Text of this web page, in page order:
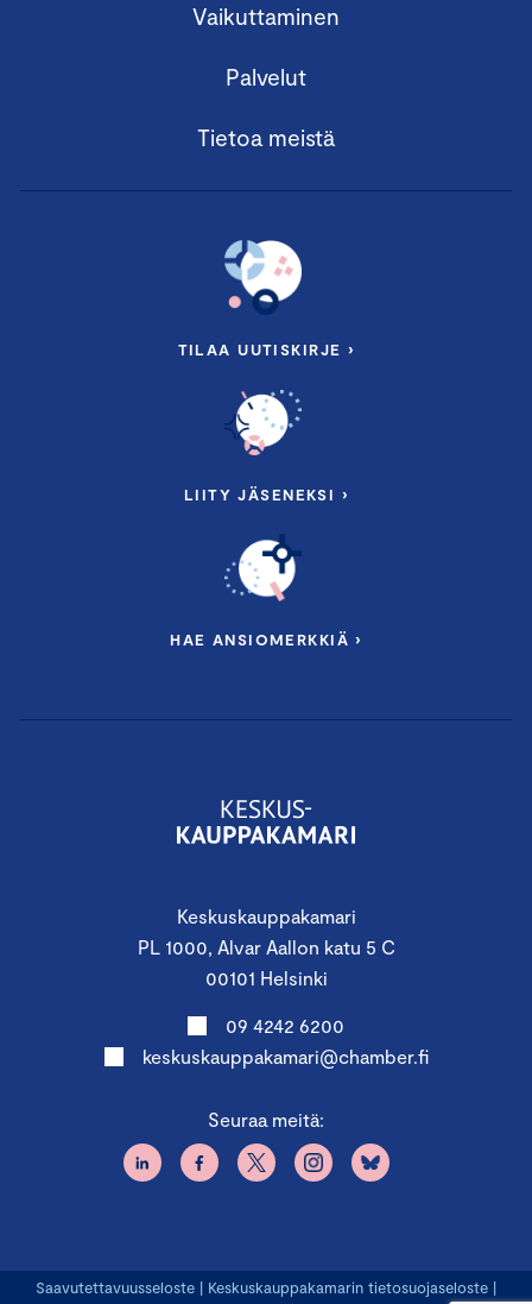
Keskuskauppakamari
PL 1000, Alvar Aallon katu 5 C
00101 Helsinki
09 4242 6200
keskuskauppakamari@chamber.fi
Seuraa meitä:
Vaikuttaminen
Palvelut
Tietoa meistä
TILAA UUTISKIRJE ›
LIITY JÄSENEKSI ›
HAE ANSIOMERKKIÄ ›
Saavutettavuusseloste | Keskuskauppakamarin tietosuojaseloste |